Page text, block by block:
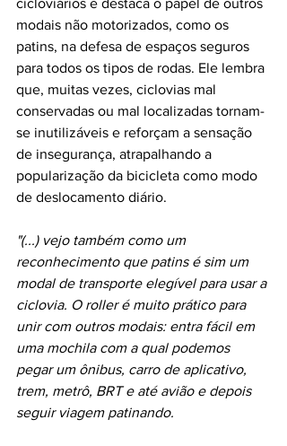
modais não motorizados, como os
patins, na defesa de espaços seguros
para todos os tipos de rodas. Ele lembra
que, muitas vezes, ciclovias mal
conservadas ou mal localizadas tornam-
se inutilizáveis ​​e reforçam a sensação
de insegurança, atrapalhando a
popularização da bicicleta como modo
de deslocamento diário.
"(...) vejo também como um
reconhecimento que patins é sim um
modal de transporte elegível para usar a
ciclovia. O roller é muito prático para
unir com outros modais: entra fácil em
uma mochila com a qual podemos
pegar um ônibus, carro de aplicativo,
trem, metrô, BRT e até avião e depois
seguir viagem patinando.